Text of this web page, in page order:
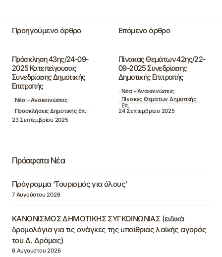
Προηγούμενο άρθρο
Πρόσκληση 43ης/24-09-
2025 Κατεπείγουσας
Συνεδρίασης Δημοτικής
Επιτροπής
Νέα - Ανακοινώσεις
Προσκλήσεις Δημοτικής Επ.
23 Σεπτεμβρίου 2025
Επόμενο άρθρο
Πίνακας Θεμάτων 42ης/22-
09-2025 Συνεδρίασης
Δημοτικής Επιτροπής
Νέα - Ανακοινώσεις
Πίνακες Θεμάτων Δημοτικής
Επ.
24 Σεπτεμβρίου 2025
Πρόσφατα Νέα
Πρόγραμμα ‘Τουρισμός για όλους’
7 Αυγούστου 2026
ΚΑΝΟΝΙΣΜΟΣ ΔΗΜΟΤΙΚΗΣ ΣΥΓΚΟΙΝΩΝΙΑΣ (ειδικά
δρομολόγια για τις ανάγκες της υπαίθριας λαϊκής αγοράς
του Δ. Δράμας)
6 Αυγούστου 2026